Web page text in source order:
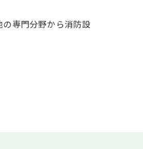
専門分野から消防設